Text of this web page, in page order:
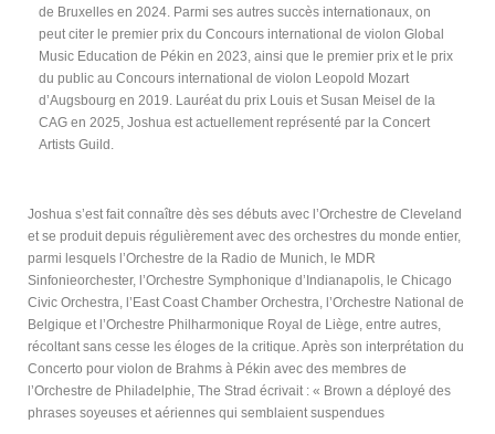
de Bruxelles en 2024. Parmi ses autres succès internationaux, on
peut citer le premier prix du Concours international de violon Global
Music Education de Pékin en 2023, ainsi que le premier prix et le prix
du public au Concours international de violon Leopold Mozart
d’Augsbourg en 2019. Lauréat du prix Louis et Susan Meisel de la
CAG en 2025, Joshua est actuellement représenté par la Concert
Artists Guild.
Joshua s’est fait connaître dès ses débuts avec l’Orchestre de Cleveland
et se produit depuis régulièrement avec des orchestres du monde entier,
parmi lesquels l’Orchestre de la Radio de Munich, le MDR
Sinfonieorchester, l’Orchestre Symphonique d’Indianapolis, le Chicago
Civic Orchestra, l’East Coast Chamber Orchestra, l’Orchestre National de
Belgique et l’Orchestre Philharmonique Royal de Liège, entre autres,
récoltant sans cesse les éloges de la critique. Après son interprétation du
Concerto pour violon de Brahms à Pékin avec des membres de
l’Orchestre de Philadelphie, The Strad écrivait : « Brown a déployé des
phrases soyeuses et aériennes qui semblaient suspendues